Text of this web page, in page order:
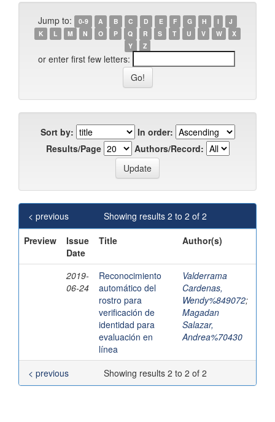
Jump to: 0-9 A B C D E F G H I
J
K
L M N O P Q R S T U V W
X
Y
Z
or enter first few letters:
Sort by:
In order:
Results/Page
Authors/Record:
Showing results 2 to 2 of 2
< previous
Preview
Issue
Date
Title Author(s)
2019-
06-24
Reconocimiento
automático del
rostro para
verificación de
identidad para
evaluación en
línea
Valderrama
Cardenas,
Wendy%849072;
Magadan
Salazar,
Andrea%70430
Showing results 2 to 2 of 2
< previous